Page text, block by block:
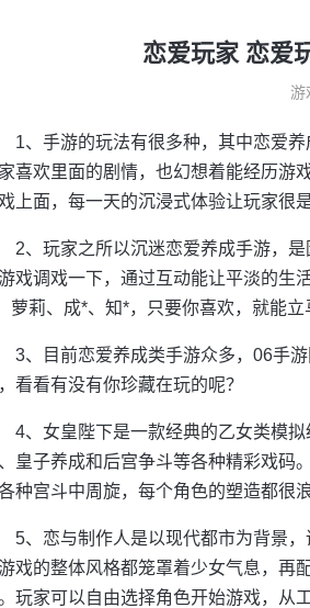
恋爱玩家 恋爱
游
1、手游的玩法有很多种，其中恋爱
喜欢里面的剧情，也幻想着能经历游
上面，每一天的沉浸式体验让玩家很
2、玩家之所以沉迷恋爱养成手游，
戏调戏一下，通过互动能让平淡的生
萝莉、成*、知*，只要你喜欢，就能立
3、目前恋爱养成类手游众多，06手
看看有没有你珍藏在玩的呢？
4、女皇陛下是一款经典的乙女类模
皇子养成和后宫争斗等各种精彩戏码
种宫斗中周旋，每个角色的塑造都很
5、恋与制作人是以现代都市为背景
戏的整体风格都笼罩着少女气息，再
玩家可以自由选择角色开始游戏，从